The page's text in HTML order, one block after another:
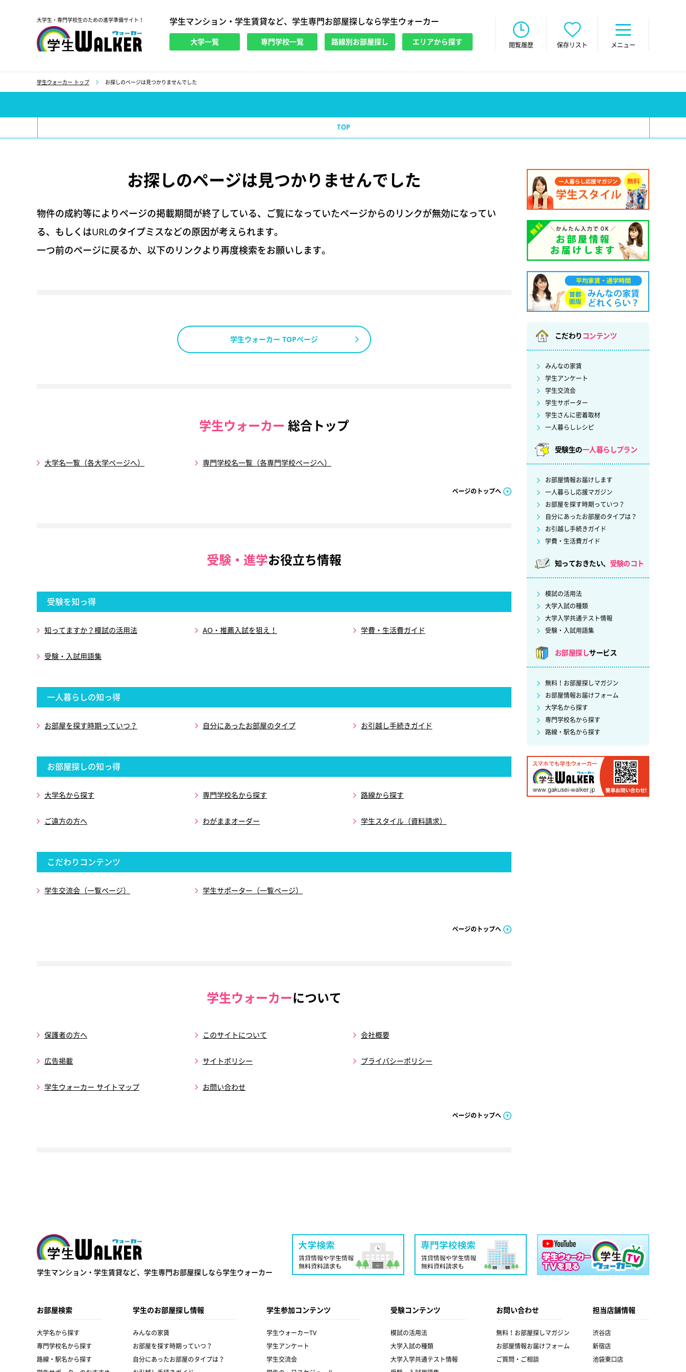
大学生・専門学校生のための進学準備サイト！ 学生マンション・学生賃貸など、学生専門お部屋探しなら学生ウォーカー
大学一覧 専門学校一覧 路線別お部屋探し エリアから探す 閲覧履歴 保存リスト メニュー
学生ウォーカー トップ お探しのページは見つかりませんでした
TOP
お探しのページは見つかりませんでした
物件の成約等によりページの掲載期間が終了している、ご覧になっていたページからのリンクが無効になってい
る、もしくはURLのタイプミスなどの原因が考えられます。
一つ前のページに戻るか、以下のリンクより再度検索をお願いします。
学生ウォーカー TOPページ
学生ウォーカー 総合トップ
大学名一覧（各大学ページへ） 専門学校名一覧（各専門学校ページへ）
ページのトップへ
受験・進学お役立ち情報
受験を知っ得
知ってますか？模試の活用法 AO・推薦入試を狙え！ 学費・生活費ガイド
受験・入試用語集
一人暮らしの知っ得
お部屋を探す時期っていつ？ 自分にあったお部屋のタイプ お引越し手続きガイド
お部屋探しの知っ得
大学名から探す 専門学校名から探す 路線から探す
ご遠方の方へ わがままオーダー 学生スタイル（資料請求）
こだわりコンテンツ
学生交流会（一覧ページ） 学生サポーター（一覧ページ）
ページのトップへ
学生ウォーカーについて
保護者の方へ このサイトについて 会社概要
広告掲載 サイトポリシー プライバシーポリシー
学生ウォーカー サイトマップ お問い合わせ
ページのトップへ
こだわり コンテンツ
みんなの家賃
学生アンケート
学生交流会
学生サポーター
学生さんに密着取材
一人暮らしレシピ
受験生の一人暮らしプラン
お部屋情報お届けします
一人暮らし応援マガジン
お部屋を探す時期っていつ？
自分にあったお部屋のタイプは？
お引越し手続きガイド
学費・生活費ガイド
知っておきたい、 受験のコト
模試の活用法
大学入試の種類
大学入学共通テスト情報
受験・入試用語集
お部屋探しサービス
無料！お部屋探しマガジン
お部屋情報お届けフォーム
大学名から探す
専門学校名から探す
路線・駅名から探す
学生ウォーカー
学生マンション・学生賃貸など、 学生専門お部屋探しなら学生ウォーカー
お部屋検索
大学名から探す
専門学校名から探す
路線・駅名から探す
学生のお部屋探し情報
みんなの家賃
お部屋を探す時期っていつ？
自分にあったお部屋のタイプは？
学生参加コンテンツ
学生ウォーカーTV
学生アンケート
学生交流会
受験コンテンツ
模試の活用法
大学入試の種類
大学入学共通テスト情報
お問い合わせ
無料！お部屋探しマガジン
お部屋情報お届けフォーム
ご質問・ご相談
担当店舗情報
渋谷店
新宿店
池袋東口店